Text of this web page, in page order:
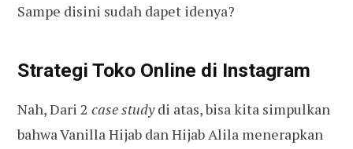
Sampe disini sudah dapet idenya?
Strategi Toko Online di Instagram
Nah, Dari 2 case studydi atas, bisa kita simpulkan
bahwa Vanilla Hijab dan Hijab Alila menerapkan